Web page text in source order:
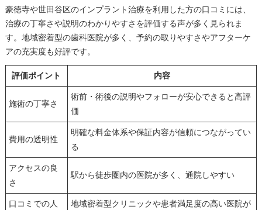
豪徳寺や世田谷区のインプラント治療を利用した方の口コミには、
治療の丁寧さや説明のわかりやすさを評価する声が多く見られま
す。地域密着型の歯科医院が多く、予約の取りやすさやアフターケ
アの充実度も好評です。
評価ポイント 内容
施術の丁寧さ
術前・術後の説明やフォローが安心できると高評
価
費用の透明性
明確な料金体系や保証内容が信頼につながってい
る
アクセスの良
さ
駅から徒歩圏内の医院が多く、通院しやすい
口コミでの人
地域密着型クリニックや患者満足度の高い医院が